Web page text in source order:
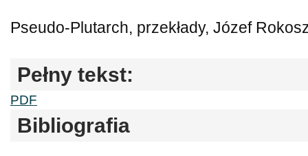
Pseudo-Plutarch, przekłady, Józef
Pełny tekst:
PDF
Bibliografia